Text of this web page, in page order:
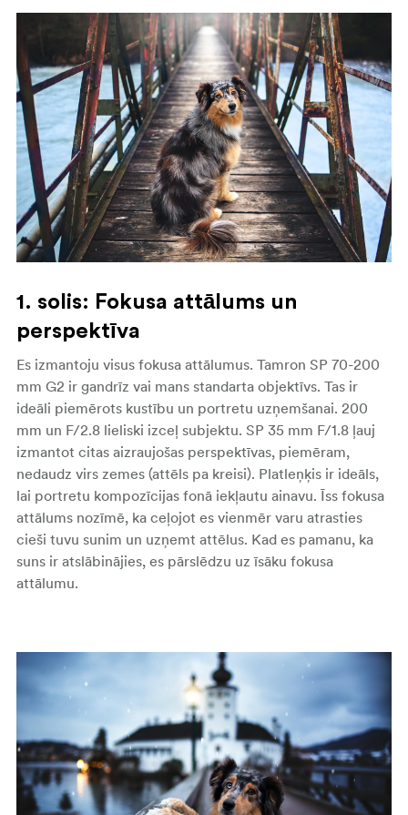
1. solis: Fokusa attālums un
perspektīva
Es izmantoju visus fokusa attālumus. Tamron SP 70-200
mm G2 ir gandrīz vai mans standarta objektīvs. Tas ir
ideāli piemērots kustību un portretu uzņemšanai. 200
mm un F/2.8 lieliski izceļ subjektu. SP 35 mm F/1.8 ļauj
izmantot citas aizraujošas perspektīvas, piemēram,
nedaudz virs zemes (attēls pa kreisi). Platleņķis ir ideāls,
lai portretu kompozīcijas fonā iekļautu ainavu. Īss fokusa
attālums nozīmē, ka ceļojot es vienmēr varu atrasties
cieši tuvu sunim un uzņemt attēlus. Kad es pamanu, ka
suns ir atslābinājies, es pārslēdzu uz īsāku fokusa
attālumu.